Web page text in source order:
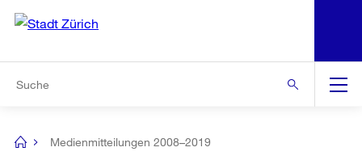
Navigation
[no
Medienmitteilungen 2008–2019